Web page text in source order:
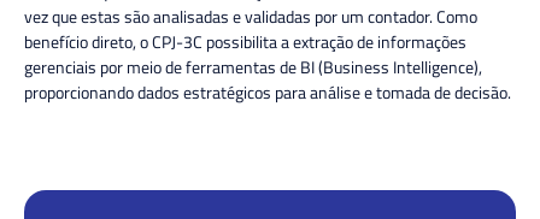
vez que estas são analisadas e validadas por um contador. Como
benefício direto, o CPJ-3C possibilita a extração de informações
gerenciais por meio de ferramentas de BI (Business Intelligence),
proporcionando dados estratégicos para análise e tomada de decisão.